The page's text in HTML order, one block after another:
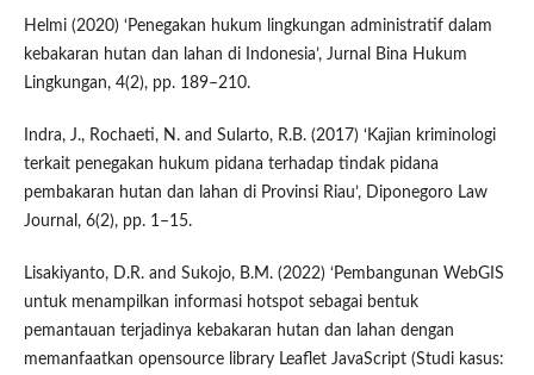
Helmi (2020) ‘Penegakan hukum lingkungan administratif dalam
kebakaran hutan dan lahan di Indonesia’, Jurnal Bina Hukum
Lingkungan, 4(2), pp. 189–210.
Indra, J., Rochaeti, N. and Sularto, R.B. (2017) ‘Kajian kriminologi
terkait penegakan hukum pidana terhadap tindak pidana
pembakaran hutan dan lahan di Provinsi Riau’, Diponegoro Law
Journal, 6(2), pp. 1–15.
Lisakiyanto, D.R. and Sukojo, B.M. (2022) ‘Pembangunan WebGIS
untuk menampilkan informasi hotspot sebagai bentuk
pemantauan terjadinya kebakaran hutan dan lahan dengan
memanfaatkan opensource library Leaflet JavaScript (Studi kasus: